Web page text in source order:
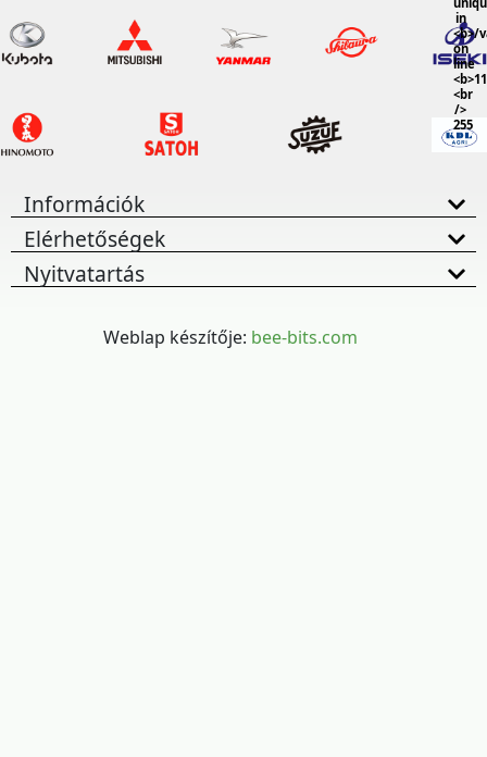
in
<b>/
on
line
<br
/>
255
Információk
Elérhetőségek
Nyitvatartás
Weblap készítője: bee-bits.com